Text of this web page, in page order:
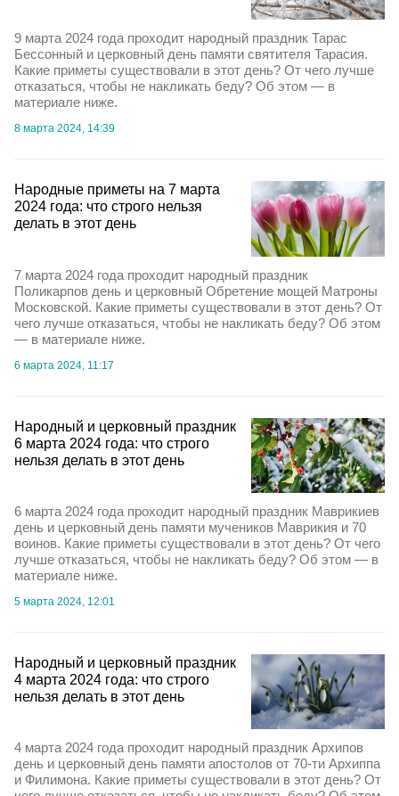
9 марта 2024 года проходит народный праздник Тарас
Бессонный и церковный день памяти святителя Тарасия.
Какие приметы существовали в этот день? От чего лучше
отказаться, чтобы не накликать беду? Об этом — в
материале ниже.
8 марта 2024, 14:39
Народные приметы на 7 марта
2024 года: что строго нельзя
делать в этот день
7 марта 2024 года проходит народный праздник
Поликарпов день и церковный Обретение мощей Матроны
Московской. Какие приметы существовали в этот день? От
чего лучше отказаться, чтобы не накликать беду? Об этом
— в материале ниже.
6 марта 2024, 11:17
Народный и церковный праздник
6 марта 2024 года: что строго
нельзя делать в этот день
6 марта 2024 года проходит народный праздник Маврикиев
день и церковный день памяти мучеников Маврикия и 70
воинов. Какие приметы существовали в этот день? От чего
лучше отказаться, чтобы не накликать беду? Об этом — в
материале ниже.
5 марта 2024, 12:01
Народный и церковный праздник
4 марта 2024 года: что строго
нельзя делать в этот день
4 марта 2024 года проходит народный праздник Архипов
день и церковный день памяти апостолов от 70-ти Архиппа
и Филимона. Какие приметы существовали в этот день? От